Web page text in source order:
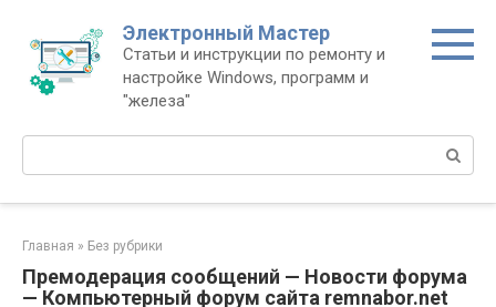
контенту
Электронный Мастер
Статьи и инструкции по ремонту и
настройке Windows, программ и
"железа"
Поиск:
Главная » Без рубрики
Премодерация сообщений — Новости форума
— Компьютерный форум сайта remnabor.net